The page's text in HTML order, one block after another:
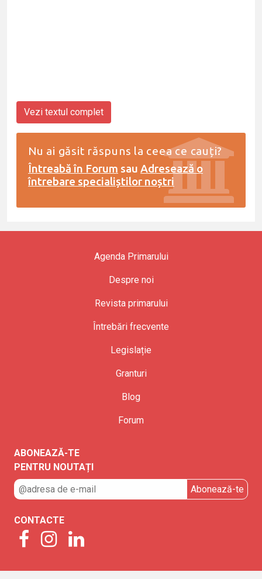
Vezi textul complet
Nu ai găsit răspuns la ceea ce cauți?
Întreabă în Forum sau Adresează o
întrebare specialiștilor noștri
Agenda Primarului
Despre noi
Revista primarului
Întrebări frecvente
Legislație
Granturi
Blog
Forum
ABONEAZĂ-TE
PENTRU NOUTAȚI
CONTACTE